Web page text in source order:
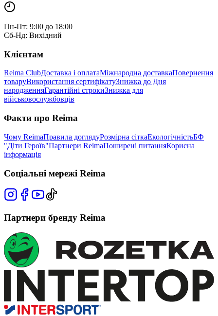
Пн-Пт: 9:00 до 18:00
Сб-Нд: Вихідний
Клієнтам
Reima ClubДоставка і оплатаМіжнародна доставкаПовернення
товаруВикористання сертифікатуЗнижка до Дня
народженняГарантійні строкиЗнижка для
військовослужбовців
Факти про Reima
Чому ReimaПравила доглядуРозмірна сіткаЕкологічністьБФ
"Діти Героїв"Партнери ReimaПоширені питанняКорисна
інформація
Соціальні мережі Reima
Партнери бренду Reima